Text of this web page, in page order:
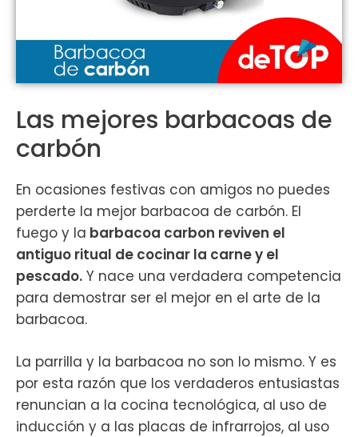
Las mejores barbacoas de
carbón
En ocasiones festivas con amigos no puedes
perderte la mejor barbacoa de carbón. El
fuego y la barbacoa carbon reviven el
antiguo ritual de cocinar la carne y el
pescado. Y nace una verdadera competencia
para demostrar ser el mejor en el arte de la
barbacoa.
La parrilla y la barbacoa no son lo mismo. Y es
por esta razón que los verdaderos entusiastas
renuncian a la cocina tecnológica, al uso de
inducción y a las placas de infrarrojos, al uso